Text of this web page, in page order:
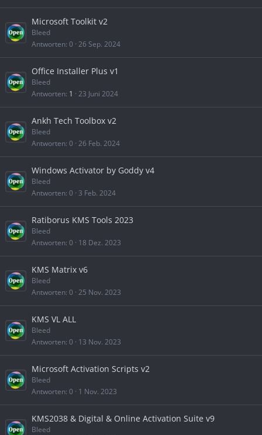
Microsoft Toolkit v2
Bleed
Antworten 0 26 Sep. 2024
Office Installer Plus v1
Bleed
Antworten 1 23 Juni 2024
Ankh Tech Toolbox v2
Bleed
Antworten 0 26 Feb. 2024
Windows Activator by Goddy v4
Bleed
Antworten 0 3 Feb. 2024
Ratiborus KMS Tools 2023
Bleed
Antworten 0 18 Dez. 2023
KMS Matrix v6
Bleed
Antworten 0 25 Nov. 2023
KMS VL ALL
Bleed
Antworten 0 13 Nov. 2023
Microsoft Activation Scripts v2
Bleed
Antworten 0 1 Nov. 2023
KMS2038 & Digital & Online Activation Suite v9
Bleed